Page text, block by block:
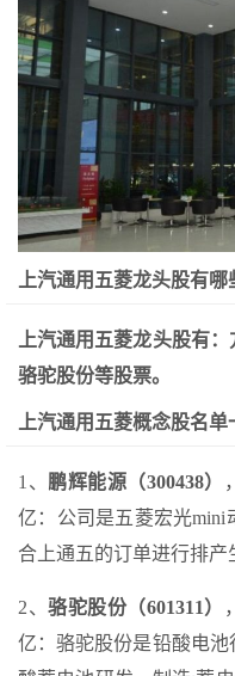
上汽通用五菱龙头股有哪
上汽通用五菱龙头股有
骆驼股份等股票。
上汽通用五菱概念股名单
1、 鹏辉能源（300438）
亿：公司是五菱宏光
合上通五的订单进行排产
2、 骆驼股份（601311）
亿：骆驼股份是铅酸电